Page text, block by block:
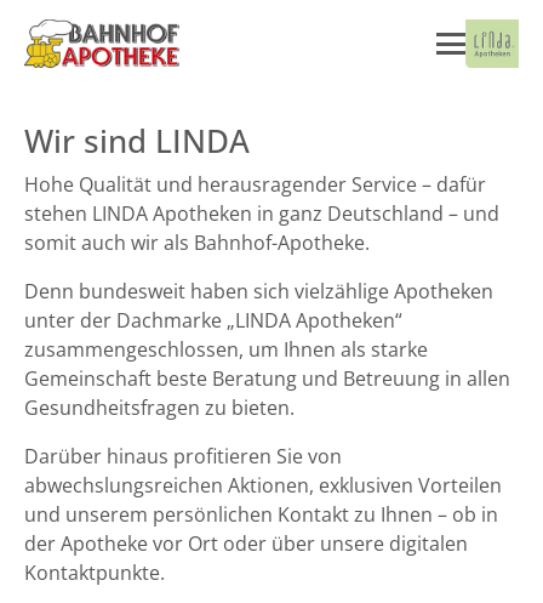
Wir sind LINDA
Hohe Qualität und herausragender Service – dafür
stehen LINDA Apotheken in ganz Deutschland – und
somit auch wir als Bahnhof-Apotheke.
Denn bundesweit haben sich vielzählige Apotheken
unter der Dachmarke „LINDA Apotheken“
zusammengeschlossen, um Ihnen als starke
Gemeinschaft beste Beratung und Betreuung in allen
Gesundheitsfragen zu bieten.
Darüber hinaus profitieren Sie von
abwechslungsreichen Aktionen, exklusiven Vorteilen
und unserem persönlichen Kontakt zu Ihnen – ob in
der Apotheke vor Ort oder über unsere digitalen
Kontaktpunkte.